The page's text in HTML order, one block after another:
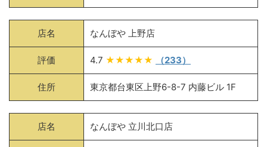
店名 なんぼや 上野店
評価 4.7 ★★★★★ （233）
住所 東京都台東区上野6-8-7 内藤ビル 1F
店名 なんぼや 立川北口店